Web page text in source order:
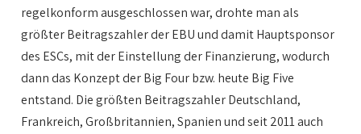
regelkonform ausgeschlossen war, drohte man als
größter Beitragszahler der EBU und damit Hauptsponsor
des ESCs, mit der Einstellung der Finanzierung, wodurch
dann das Konzept der Big Four bzw. heute Big Five
entstand. Die größten Beitragszahler Deutschland,
Frankreich, Großbritannien, Spanien und seit 2011 auch